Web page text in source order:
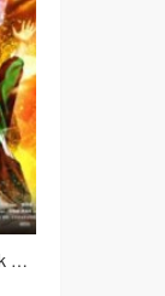
不再退缩 （Never Back Down）